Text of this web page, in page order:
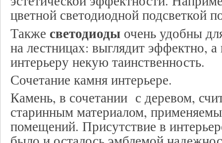
цветной светодиодной подсветкой
Также светодиоды очень удобны
на лестницах: выглядит эффектно,
интерьеру некую таинственность.
Сочетание камня интерьере.
Камень, в сочетании с деревом,
старинным материалом,
помещений. Присутствие в